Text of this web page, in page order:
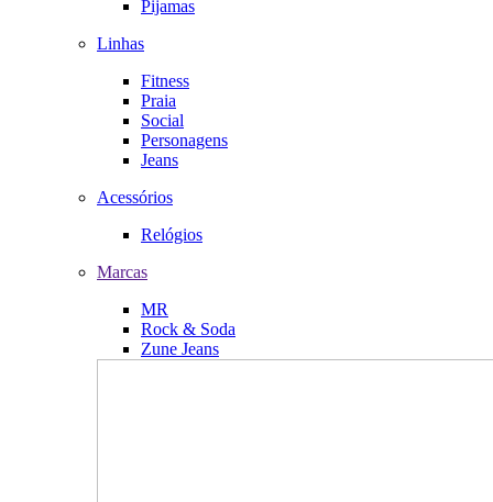
Pijamas
Linhas
Fitness
Praia
Social
Personagens
Jeans
Acessórios
Relógios
Marcas
MR
Rock & Soda
Zune Jeans